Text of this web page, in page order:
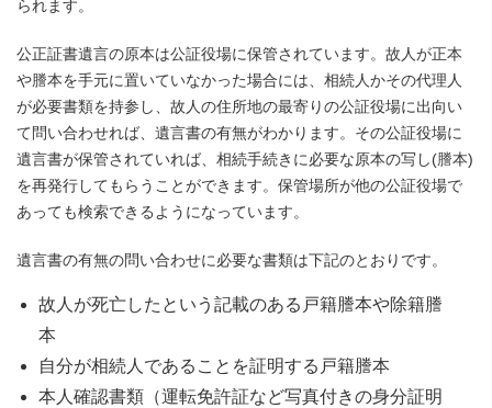
られます。
公正証書遺言の原本は公証役場に保管されています。故人が正本
や謄本を手元に置いていなかった場合には、相続人かその代理人
が必要書類を持参し、故人の住所地の最寄りの公証役場に出向い
て問い合わせれば、遺言書の有無がわかります。その公証役場に
遺言書が保管されていれば、相続手続きに必要な原本の写し(謄本)
を再発行してもらうことができます。保管場所が他の公証役場で
あっても検索できるようになっています。
遺言書の有無の問い合わせに必要な書類は下記のとおりです。
故人が死亡したという記載のある戸籍謄本や除籍謄
本
自分が相続人であることを証明する戸籍謄本
本人確認書類（運転免許証など写真付きの身分証明